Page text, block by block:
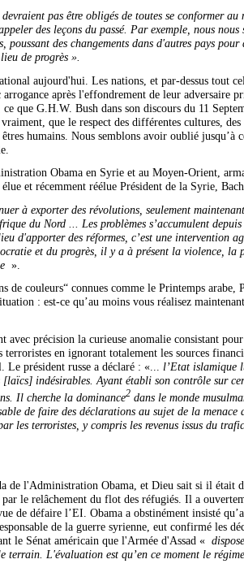
pas être obligés de toutes se conformer au
des leçons du passé. Par exemple, nous nous
des changements dans d'autres pays pour
de progrès ».
aujourd'hui. Les nations, et par-dessus tout
après l'effondrement de leur adversaire
que G.H.W. Bush dans son discours du 11
que le respect des différentes cultures,
humains. Nous semblons avoir oublié jusqu’à
Obama en Syrie et au Moyen-Orient,
et récemment réélue Président de la Syrie,
à exporter des révolutions, seulement
du Nord ... Les problèmes s’accumulent depuis
d'apporter des réformes, c’est une intervention
et du progrès, il y a à présent la violence, la
».
de couleurs“ connues comme le Printemps arabe,
: est-ce qu’au moins vous réalisez
précision la curieuse anomalie consistant
en ignorant totalement les sources
président russe a déclaré : «... l’Etat islamique
indésirables. Ayant établi son contrôle sur
Il cherche la dominance2dans le monde
de faire des déclarations au sujet de la menace
les terroristes, y compris les revenus issus du
de l'Administration Obama, et Dieu sait si il était
le relâchement du flot des réfugiés. Il a
de défaire l’EI. Obama a obstinément insisté
de la guerre syrienne, eut confirmé les
le Sénat américain que l'Armée d'Assad «
L'évaluation est qu’en ce moment le